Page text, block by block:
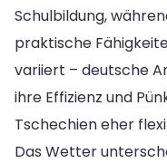
Schulbildung,
praktische
variiert – deutsche
ihre Effizienz und
Tschechien eher
Das Wetter